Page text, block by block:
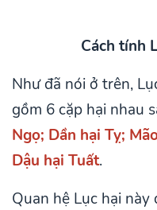
Cách tính
Như đã nói ở trên,
gồm 6 cặp hại nhau
Ngọ; Dần hại Tỵ;
Dậu hại Tuất.
Quan hệ Lục hại